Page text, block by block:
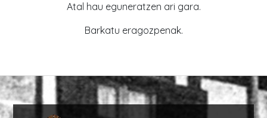
Atal hau eguneratzen ari gara.
Barkatu eragozpenak.